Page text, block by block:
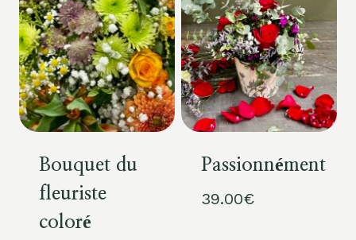
Bouquet du
fleuriste
coloré
Passionnément
39.00€